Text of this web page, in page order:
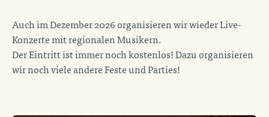
Auch im Dezember 2026 organisieren wir wieder Live-
Konzerte mit regionalen Musikern.
Der Eintritt ist immer noch kostenlos! Dazu organisieren
wir noch viele andere Feste und Parties!